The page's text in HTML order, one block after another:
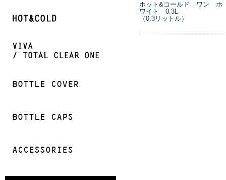
ホット&コールド ワン ホ
ワイト 0.3L
（0.3リットル）